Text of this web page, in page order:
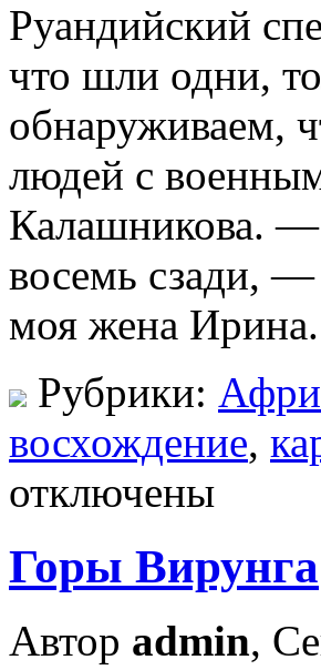
Руандийский
что шли одни,
обнаруживаем,
людей с
Калашникова.
восемь сзади, —
моя жена
Рубрики:
восхождение,
отключены
Горы Вирунга
Автор admin,